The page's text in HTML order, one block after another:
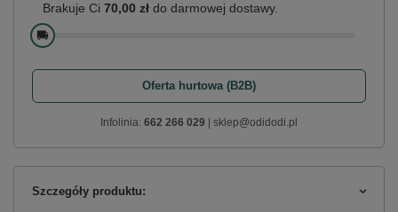
Brakuje Ci 70,00 zł do darmowej dostawy.
🚚
Oferta hurtowa (B2B)
Infolinia: 662 266 029 | sklep@odidodi.pl
Szczegóły produktu: